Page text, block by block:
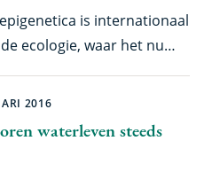
Ecologie (NIOO-KNAW)
oplossing in het juni-
tijdschrift
is internationaal
ecologie, waar het nu
is goedkoper, sneller en
dat eerder onmogelijk
belangrijk
waterleven steeds
2016